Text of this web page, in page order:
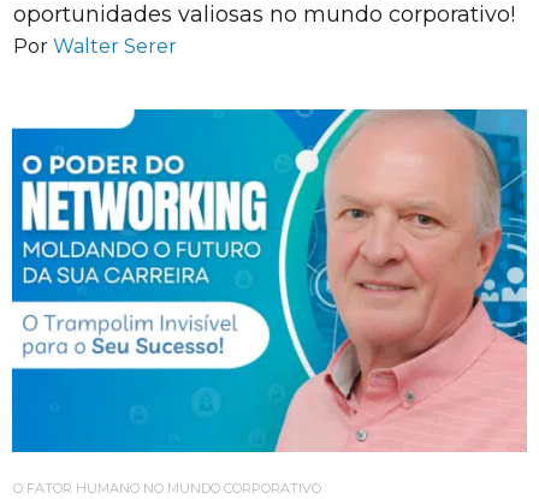
oportunidades valiosas no mundo corporativo!
Por Walter Serer
O FATOR HUMANO NO MUNDO CORPORATIVO